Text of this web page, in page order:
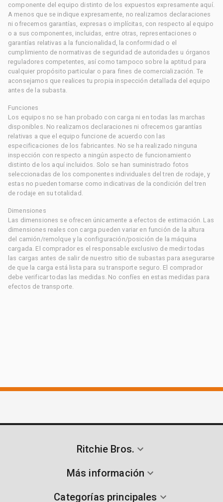
componente del equipo distinto de los expuestos expresamente aquí.
A menos que se indique expresamente, no realizamos declaraciones
ni ofrecemos garantías, expresas o implícitas, con respecto al equipo
o a sus componentes, incluidas, entre otras, representaciones o
garantías relativas a la funcionalidad, la conformidad o el
cumplimiento de normativas de seguridad de autoridades u órganos
reguladores competentes, así como tampoco sobre la aptitud para
cualquier propósito particular o para fines de comercialización. Te
aconsejamos que realices tu propia inspección detallada del equipo
antes de la subasta.
Funciones
Los equipos no se han probado con carga ni en todas las marchas
disponibles. No realizamos declaraciones ni ofrecemos garantías
relativas a que el equipo funcione de acuerdo con las
especificaciones de los fabricantes. No se ha realizado ninguna
inspección con respecto a ningún aspecto de funcionamiento
distinto de los aquí incluidos. Solo se han suministrado fotos
seleccionadas de los componentes individuales del tren de rodaje, y
estas no pueden tomarse como indicativas de la condición del tren
de rodaje en su totalidad.
Dimensiones
Las dimensiones se ofrecen únicamente a efectos de estimación. Las
dimensiones reales con carga pueden variar en función de la altura
del camión/remolque y la configuración/posición de la máquina
cargada. El comprador es el responsable exclusivo de medir todas
las cargas antes de salir de nuestro sitio de subastas para asegurarse
de que la carga está lista para su transporte seguro. El comprador
debe verificar todas las medidas. No confíes en estas medidas para
efectos de transporte.
Ritchie Bros.
Más información
Categorías principales